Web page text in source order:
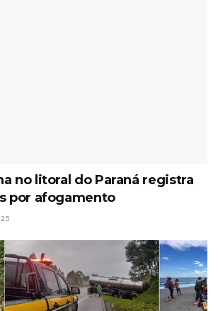
no litoral do Paraná registra
por afogamento